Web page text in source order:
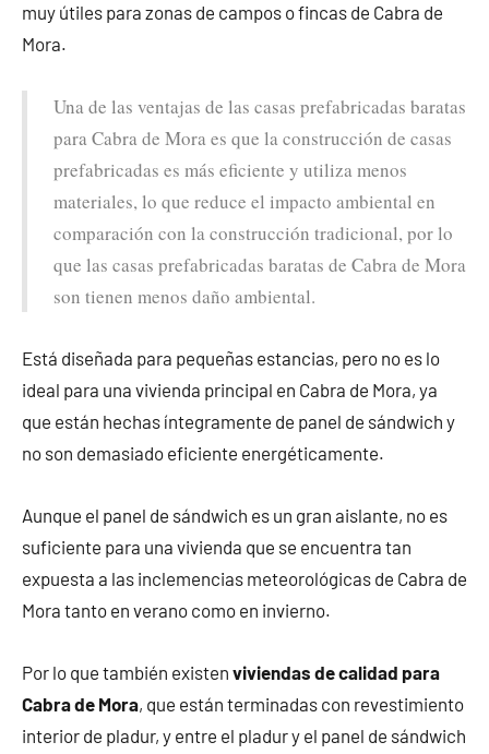
muy útiles para zonas de campos o fincas de Cabra de
Mora.
Una de las ventajas de las casas prefabricadas baratas
para Cabra de Mora es que la construcción de casas
prefabricadas es más eficiente y utiliza menos
materiales, lo que reduce el impacto ambiental en
comparación con la construcción tradicional, por lo
que las casas prefabricadas baratas de Cabra de Mora
son tienen menos daño ambiental.
Está diseñada para pequeñas estancias, pero no es lo
ideal para una vivienda principal en Cabra de Mora, ya
que están hechas íntegramente de panel de sándwich y
no son demasiado eficiente energéticamente.
Aunque el panel de sándwich es un gran aislante, no es
suficiente para una vivienda que se encuentra tan
expuesta a las inclemencias meteorológicas de Cabra de
Mora tanto en verano como en invierno.
Por lo que también existen viviendas de calidad para
Cabra de Mora, que están terminadas con revestimiento
interior de pladur, y entre el pladur y el panel de sándwich